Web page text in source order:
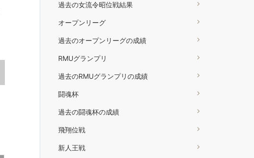
過去の女流令昭位戦結果
オープンリーグ
過去のオープンリーグの成績
RMUグランプリ
過去のRMUグランプリの成績
闘魂杯
過去の闘魂杯の成績
飛翔位戦
新人王戦